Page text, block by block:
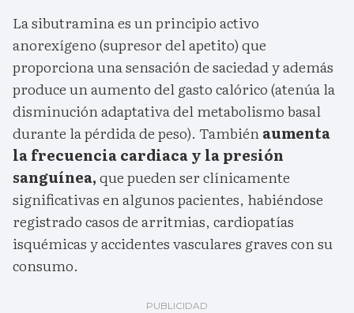
La sibutramina es un principio activo
anorexígeno (supresor del apetito) que
proporciona una sensación de saciedad y además
produce un aumento del gasto calórico (atenúa la
disminución adaptativa del metabolismo basal
durante la pérdida de peso). Tambiénaumenta
la frecuencia cardiaca y la presión
sanguínea,que pueden ser clínicamente
significativas en algunos pacientes, habiéndose
registrado casos de arritmias, cardiopatías
isquémicas y accidentes vasculares graves con su
consumo.